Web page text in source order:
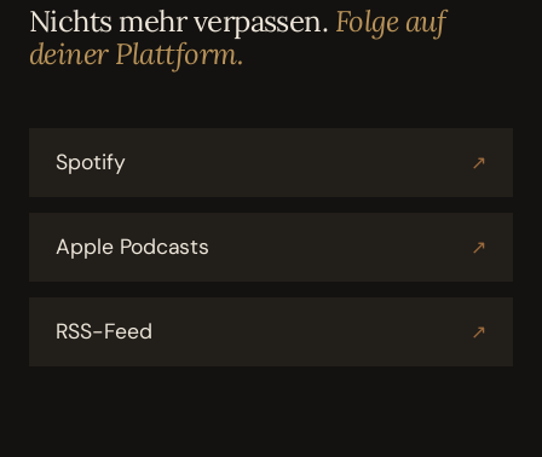
Nichts mehr verpassen. Folge auf
deiner Plattform.
Spotify ↗
Apple Podcasts ↗
RSS-Feed ↗